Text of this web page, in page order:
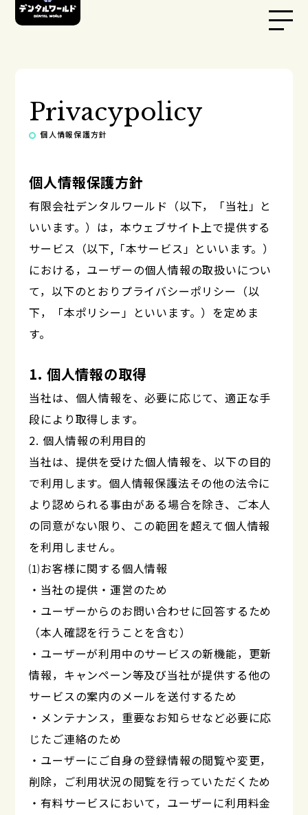
Privacypolicy
個人情報保護方針
個人情報保護方針
有限会社デンタルワールド（以下，「当社」と
いいます。）は，本ウェブサイト上で提供する
サービス（以下,「本サービス」といいます。）
における，ユーザーの個人情報の取扱いについ
て，以下のとおりプライバシーポリシー（以
下，「本ポリシー」といいます。）を定めま
す。
1. 個人情報の取得
当社は、個人情報を、必要に応じて、適正な手
段により取得します。
2. 個人情報の利用目的
当社は、提供を受けた個人情報を、以下の目的
で利用します。個人情報保護法その他の法令に
より認められる事由がある場合を除き、ご本人
の同意がない限り、この範囲を超えて個人情報
を利用しません。
⑴お客様に関する個人情報
・当社の提供・運営のため
・ユーザーからのお問い合わせに回答するため
（本人確認を行うことを含む）
・ユーザーが利用中のサービスの新機能，更新
情報，キャンペーン等及び当社が提供する他の
サービスの案内のメールを送付するため
・メンテナンス，重要なお知らせなど必要に応
じたご連絡のため
・ユーザーにご自身の登録情報の閲覧や変更，
削除，ご利用状況の閲覧を行っていただくため
・有料サービスにおいて，ユーザーに利用料金